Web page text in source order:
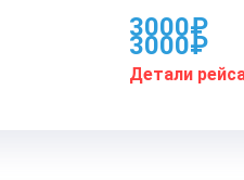
3000₽
3000₽
Детали